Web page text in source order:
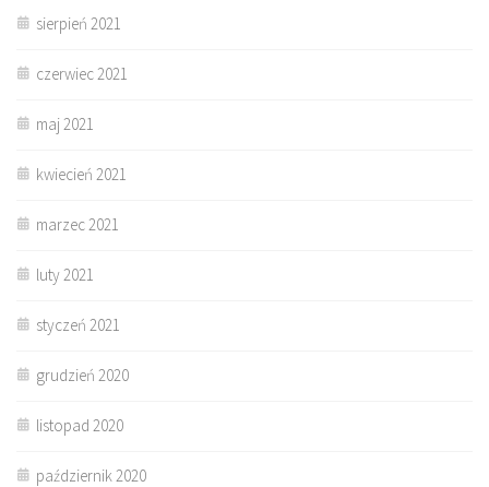
sierpień 2021
czerwiec 2021
maj 2021
kwiecień 2021
marzec 2021
luty 2021
styczeń 2021
grudzień 2020
listopad 2020
październik 2020